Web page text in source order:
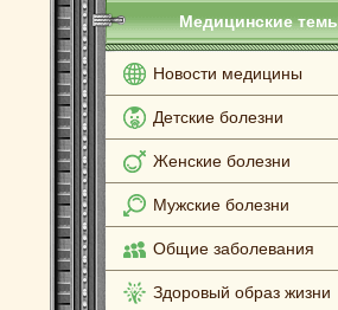
Медицинские
Новости медицины
Детские болезни
Женские болезни
Мужские болезни
Общие заболевания
Здоровый образ жизни